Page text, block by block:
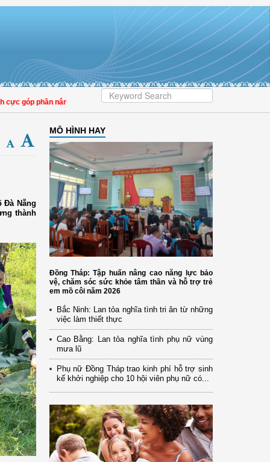
góp phần nâng cao tỷ lệ người dân tham gia bảo hiểm y tế
Đà Nẵng
thành
MÔ HÌNH HAY
Đồng Tháp: Tập huấn nâng cao năng lực bảo
vệ, chăm sóc sức khỏe tâm thần và hỗ trợ trẻ
em mồ côi năm 2026
Bắc Ninh: Lan tỏa nghĩa tình tri ân từ những
việc làm thiết thực
Cao Bằng: Lan tỏa nghĩa tình phụ nữ vùng
mưa lũ
Phụ nữ Đồng Tháp trao kinh phí hỗ trợ sinh
kế khởi nghiệp cho 10 hội viên phụ nữ có...